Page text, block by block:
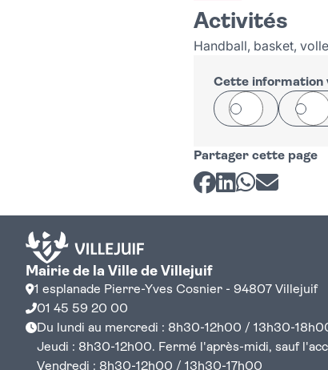
−
Activités
Handball, basket,
Cette information
Oui
Partager cette page
Partager sur
Partager sur
Partager
Mairie de la Ville de Villejuif
1 esplanade Pierre-Yves Cosnier - 94807 Villejuif
01 45 59 20 00
Du lundi au mercredi : 8h30-12h00 / 13h30-
Jeudi : 8h30-12h00. Fermé l'après-midi, sauf
Vendredi : 8h30-12h00 / 13h30-17h00